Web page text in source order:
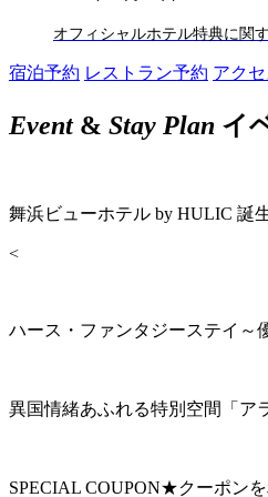
オフィシャルホテル特典に関
宿泊予約 レストラン予約 アクセ
Event& Stay Plan イ
舞浜ビューホテル by HULIC 誕
<
ハース・ファンタジーステイ～
異国情緒あふれる特別空間「ア
SPECIAL COUPON★クーポン